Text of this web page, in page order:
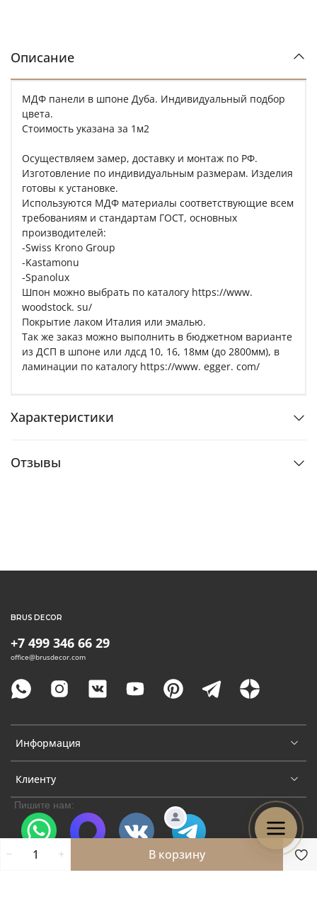
В корзину
Описание
МДФ панели в шпоне Дуба. Индивидуальный подбор
цвета.
Стоимость указана за 1м2
Осуществляем замер, доставку и монтаж по РФ.
Изготовление по индивидуальным размерам. Изделия
готовы к установке.
Используются МДФ материалы соответствующие всем
требованиям и стандартам ГОСТ, основных
производителей:
-Swiss Krono Group
-Kastamonu
-Spanolux
Шпон можно выбрать по каталогу https://www.
woodstock. su/
Покрытие лаком Италия или эмалью.
Так же заказ можно выполнить в бюджетном варианте
из ДСП в шпоне или лдсд 10, 16, 18мм (до 2800мм), в
ламинации по каталогу https://www. egger. com/
Характеристики
Отзывы
Информация
Клиенту
+7 499 346 66 29
office@brusdecor.com
BRUS DECOR
Пишите нам:
WhatsApp Telegram